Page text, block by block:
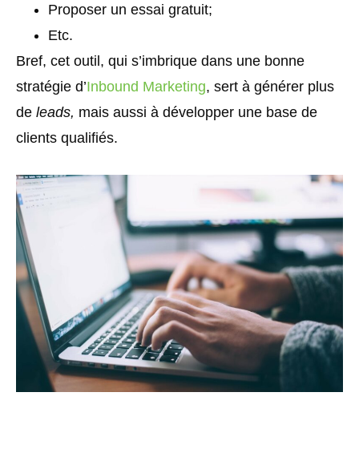
Proposer un essai gratuit;
Etc.
Bref, cet outil, qui s’imbrique dans une bonne
stratégie d’Inbound Marketing, sert à générer plus
de leads, mais aussi à développer une base de
clients qualifiés.